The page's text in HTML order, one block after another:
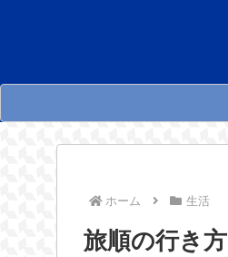
ホーム 生活
旅順の行き方